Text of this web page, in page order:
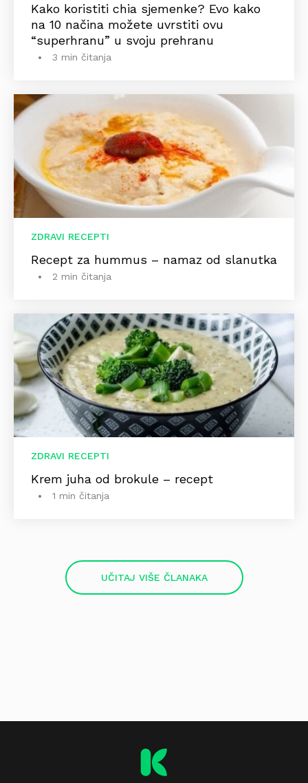
Kako koristiti chia sjemenke? Evo kako
na 10 načina možete uvrstiti ovu
“superhranu” u svoju prehranu
3 min čitanja
ZDRAVI RECEPTI
Recept za hummus – namaz od slanutka
2 min čitanja
ZDRAVI RECEPTI
Krem juha od brokule – recept
1 min čitanja
UČITAJ VIŠE ČLANAKA